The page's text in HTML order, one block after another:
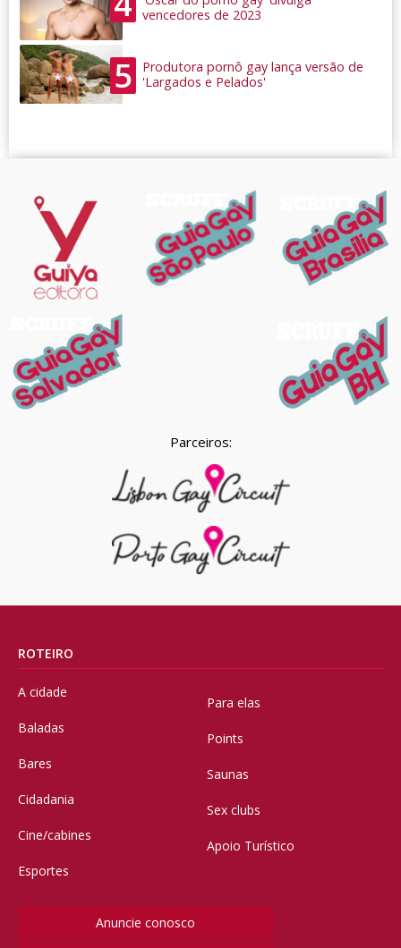
vencedores de 2023
5
Produtora pornô gay lança versão de
'Largados e Pelados'
Parceiros:
ROTEIRO
A cidade
Baladas
Bares
Cidadania
Cine/cabines
Esportes
Para elas
Points
Saunas
Sex clubs
Apoio Turístico
Anuncie conosco